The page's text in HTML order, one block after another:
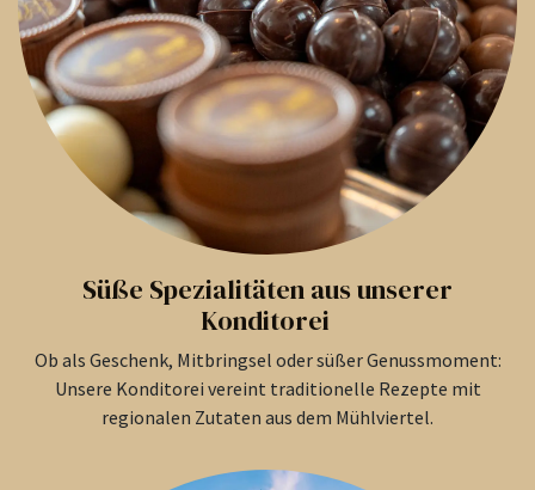
Süße Spezialitäten aus unserer
Konditorei
Ob als Geschenk, Mitbringsel oder süßer Genussmoment:
Unsere Konditorei vereint traditionelle Rezepte mit
regionalen Zutaten aus dem Mühlviertel.